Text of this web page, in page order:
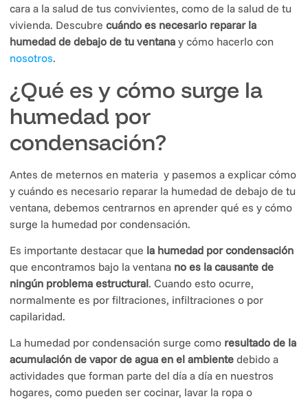
cara a la salud de tus convivientes, como de la salud de tu
vivienda. Descubre cuándo es necesario reparar la
humedad de debajo de tu ventana y cómo hacerlo con
nosotros.
¿Qué es y cómo surge la
humedad por
condensación?
Antes de meternos en materia y pasemos a explicar cómo
y cuándo es necesario reparar la humedad de debajo de tu
ventana, debemos centrarnos en aprender qué es y cómo
surge la humedad por condensación.
Es importante destacar que la humedad por condensación
que encontramos bajo la ventana no es la causante de
ningún problema estructural. Cuando esto ocurre,
normalmente es por filtraciones, infiltraciones o por
capilaridad.
La humedad por condensación surge como resultado de la
acumulación de vapor de agua en el ambiente debido a
actividades que forman parte del día a día en nuestros
hogares, como pueden ser cocinar, lavar la ropa o